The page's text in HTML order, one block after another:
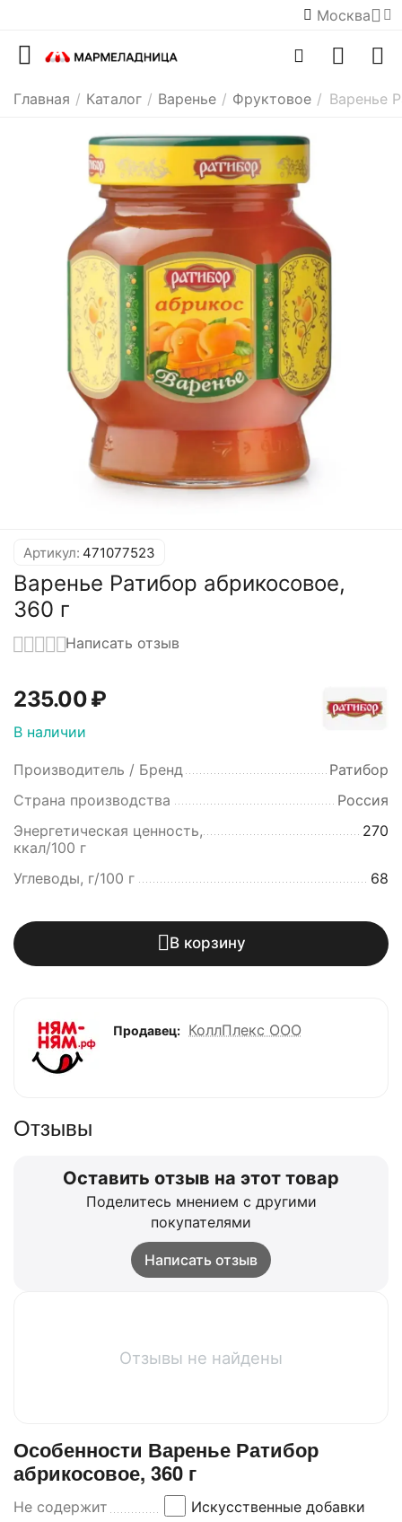
Москва
Главная / Каталог / Варенье / Фруктовое / Варенье
Артикул: 471077523
Варенье Ратибор абрикосовое,
360 г
Написать отзыв
235.00₽
В наличии
Производитель / Бренд
Ратибор
Страна производства
Россия
Энергетическая ценность,
ккал/100 г
270
Углеводы, г/100 г 68
В корзину
Продавец: КоллПлекс ООО
Отзывы
Оставить отзыв на этот товар
Поделитесь мнением с другими
покупателями
Написать отзыв
Отзывы не найдены
Особенности Варенье Ратибор
абрикосовое, 360 г
Не содержит
Искусственные добавки